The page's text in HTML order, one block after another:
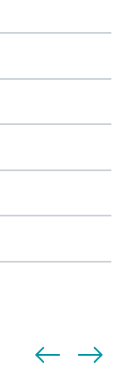
anunci